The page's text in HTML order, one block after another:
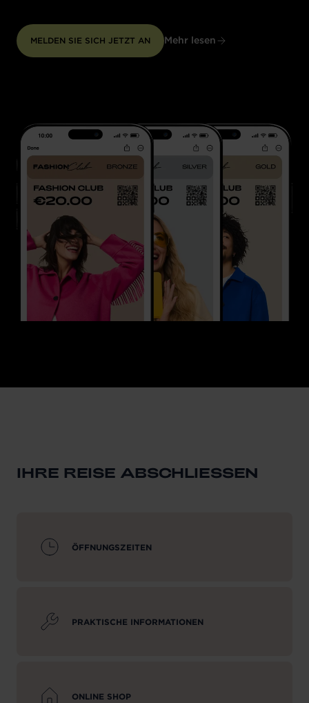
MELDEN SIE SICH JETZT AN Mehr lesen
IHRE REISE ABSCHLIESSEN
ÖFFNUNGSZEITEN
PRAKTISCHE INFORMATIONEN
ONLINE SHOP